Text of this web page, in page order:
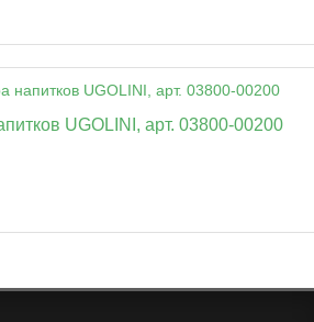
UGOLINI, арт. 03800-00200